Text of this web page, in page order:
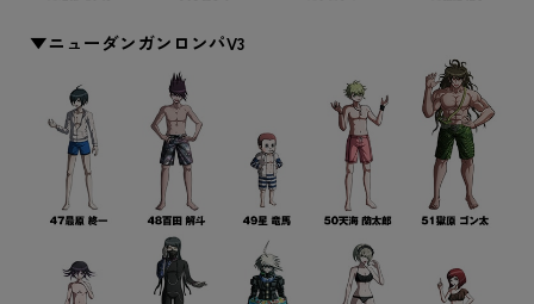
▼ニューダンガンロンパV3